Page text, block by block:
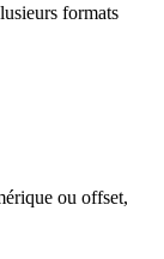
formats
ou offset,